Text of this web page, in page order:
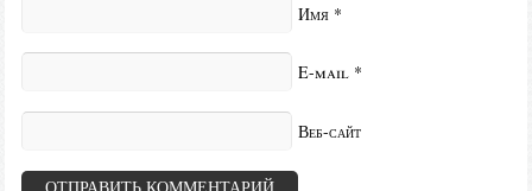
Имя *
E-mail *
Веб-сайт